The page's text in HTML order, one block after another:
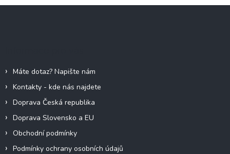
Máte dotaz? Napište nám
Kontakty - kde nás najdete
Doprava Česká republika
Doprava Slovensko a EU
Obchodní podmínky
Podmínky ochrany osobních údajů